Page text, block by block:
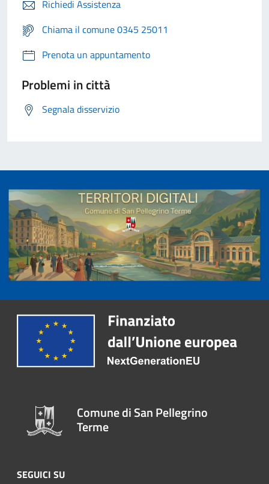
Richiedi Assistenza
Chiama il comune 0345 25011
Prenota un appuntamento
Problemi in città
Segnala disservizio
Comune di San Pellegrino
Terme
SEGUICI SU